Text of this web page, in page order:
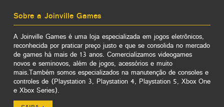
Sobre a Joinville Games
A Joinville Games é uma loja especializada em jogos eletrônicos,
reconhecida por praticar preço justo e que se consolida no mercado
de games há mais de 13 anos. Comercializamos videogames
novos e seminovos, além de jogos, acessórios e muito
mais.Também somos especializados na manutenção de consoles e
controles de (Playstation 3, Playstation 4, Playstation 5, Xbox One
e Xbox Series).